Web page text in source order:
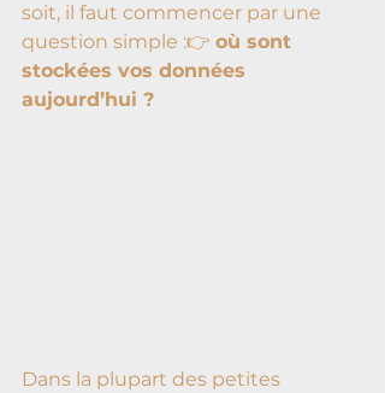
soit, il faut commencer par une
question simple :👉 où sont
stockées vos données
aujourd’hui ?
Dans la plupart des petites